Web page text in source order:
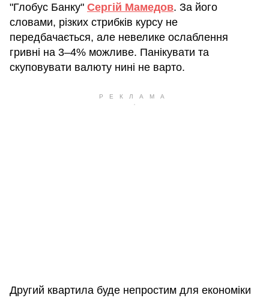
"Глобус Банку" Сергій Мамедов. За його
словами, різких стрибків курсу не
передбачається, але невелике ослаблення
гривні на 3–4% можливе. Панікувати та
скуповувати валюту нині не варто.
Другий квартила буде непростим для економіки